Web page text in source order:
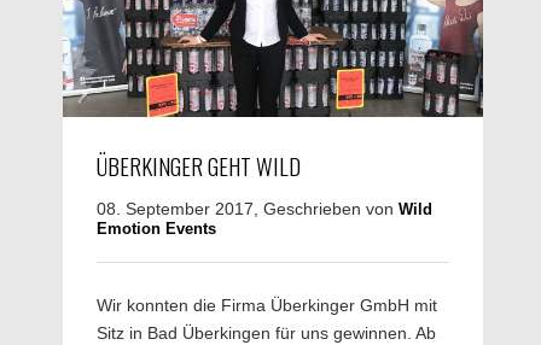
ÜBERKINGER GEHT WILD
08. September 2017, Geschrieben von Wild
Emotion Events
Wir konnten die Firma Überkinger GmbH mit
Sitz in Bad Überkingen für uns gewinnen. Ab